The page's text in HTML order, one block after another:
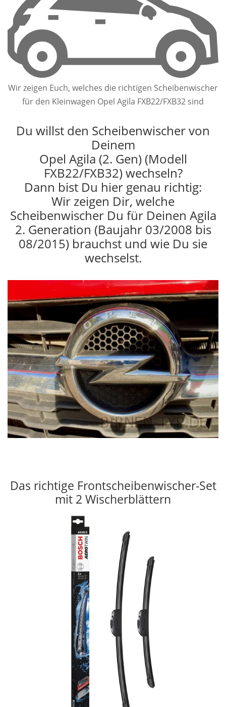
Wir zeigen Euch, welches die richtigen Scheibenwischer
für den Kleinwagen Opel Agila FXB22/FXB32 sind
Du willst den Scheibenwischer von
Deinem
Opel Agila (2. Gen) (Modell
FXB22/FXB32) wechseln?
Dann bist Du hier genau richtig:
Wir zeigen Dir, welche
Scheibenwischer Du für Deinen Agila
2. Generation (Baujahr 03/2008 bis
08/2015) brauchst und wie Du sie
wechselst.
Das richtige Frontscheibenwischer-Set
mit 2 Wischerblättern